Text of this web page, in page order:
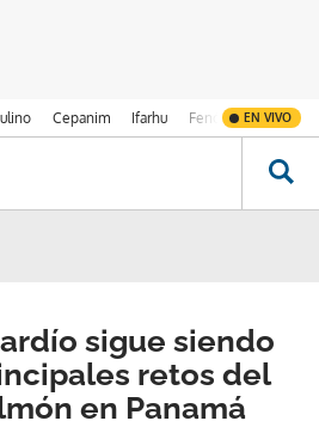
Cepanim Ifarhu Fenómeno de El
EN VIVO
sigue siendo
retos del
en Panamá